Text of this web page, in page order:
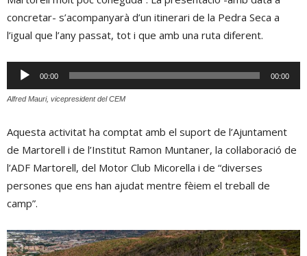
concretar- s’acompanyarà d’un itinerari de la Pedra Seca a
l’igual que l’any passat, tot i que amb una ruta diferent.
Reproductor
d'àudio
00:00 00:00
Alfred Mauri, vicepresident del CEM
Aquesta activitat ha comptat amb el suport de l’Ajuntament
de Martorell i de l’Institut Ramon Muntaner, la col·laboració de
l’ADF Martorell, del Motor Club Micorella i de “diverses
persones que ens han ajudat mentre fèiem el treball de
camp”.